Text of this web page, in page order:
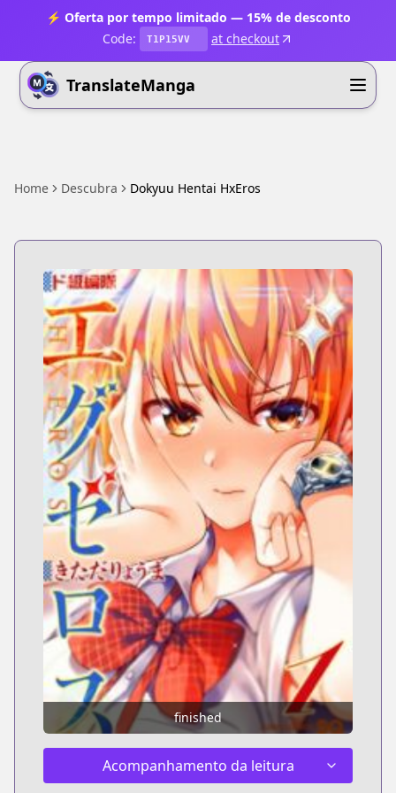
⚡ Oferta por tempo limitado — 15% de desconto
Code:
T1P15VV at checkout
TranslateManga
Home Descubra Dokyuu Hentai HxEros
finished
Acompanhamento da leitura